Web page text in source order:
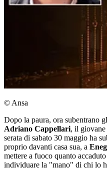
© Ansa
Dopo la paura, ora subentrano
Adriano Cappellari, il giovane
serata di sabato 30 maggio ha
proprio davanti casa sua, a
mettere a fuoco quanto
individuare la "mano" di chi lo